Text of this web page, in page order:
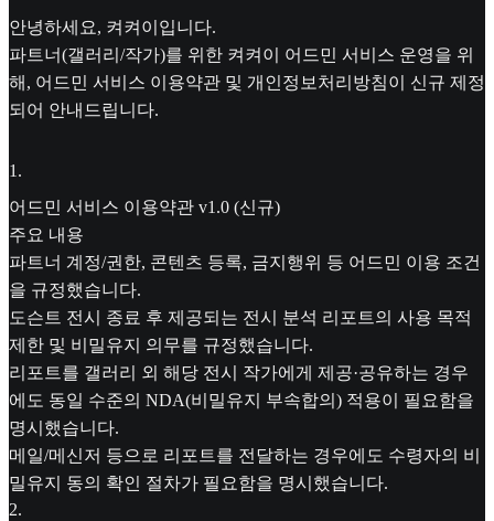
안녕하세요, 켜켜이입니다.
파트너(갤러리/작가)를 위한 켜켜이 어드민 서비스 운영을 위
해, 어드민 서비스 이용약관 및 개인정보처리방침이 신규 제정
되어 안내드립니다.
1.
어드민 서비스 이용약관 v1.0 (신규)
주요 내용
파트너 계정/권한, 콘텐츠 등록, 금지행위 등 어드민 이용 조건
을 규정했습니다.
도슨트 전시 종료 후 제공되는 전시 분석 리포트의 사용 목적
제한 및 비밀유지 의무를 규정했습니다.
리포트를 갤러리 외 해당 전시 작가에게 제공·공유하는 경우
에도 동일 수준의 NDA(비밀유지 부속합의) 적용이 필요함을
명시했습니다.
메일/메신저 등으로 리포트를 전달하는 경우에도 수령자의 비
밀유지 동의 확인 절차가 필요함을 명시했습니다.
2.